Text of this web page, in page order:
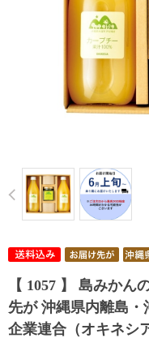
Prev
【 1057 】 島みか
先が 沖縄県内離島
企業連合（オキネシ